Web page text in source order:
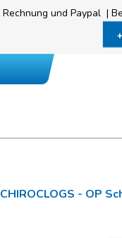
Rechnung und Paypal |
CHIROCLOGS - OP